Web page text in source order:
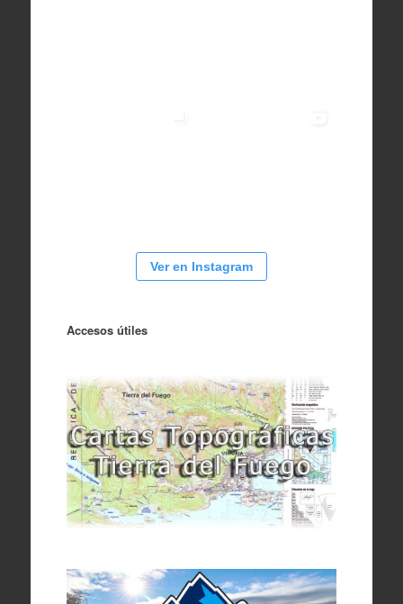
Ver en Instagram
Accesos útiles